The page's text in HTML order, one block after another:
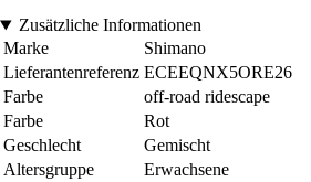
Zusätzliche Informationen
Marke
Shimano
Lieferantenreferenz ECEEQNX5ORE26
Farbe
off-road ridescape
Farbe
Rot
Geschlecht
Gemischt
Altersgruppe
Erwachsene